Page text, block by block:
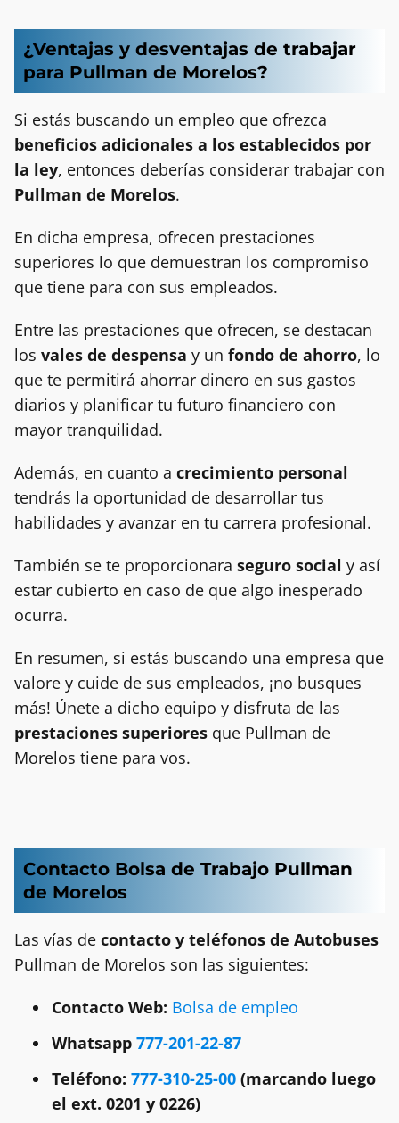
¿Ventajas y desventajas de trabajar
para Pullman de Morelos?
Si estás buscando un empleo que ofrezca
beneficios adicionales a los establecidos por
la ley, entonces deberías considerar trabajar con
Pullman de Morelos.
En dicha empresa, ofrecen prestaciones
superiores lo que demuestran los compromiso
que tiene para con sus empleados.
Entre las prestaciones que ofrecen, se destacan
los vales de despensa y un fondo de ahorro, lo
que te permitirá ahorrar dinero en sus gastos
diarios y planificar tu futuro financiero con
mayor tranquilidad.
Además, en cuanto a crecimiento personal
tendrás la oportunidad de desarrollar tus
habilidades y avanzar en tu carrera profesional.
También se te proporcionara seguro social y así
estar cubierto en caso de que algo inesperado
ocurra.
En resumen, si estás buscando una empresa que
valore y cuide de sus empleados, ¡no busques
más! Únete a dicho equipo y disfruta de las
prestaciones superiores que Pullman de
Morelos tiene para vos.
Contacto Bolsa de Trabajo Pullman
de Morelos
Las vías de contacto y teléfonos de Autobuses
Pullman de Morelos son las siguientes:
Contacto Web: Bolsa de empleo
Whatsapp 777-201-22-87
Teléfono: 777-310-25-00 (marcando luego
el ext. 0201 y 0226)